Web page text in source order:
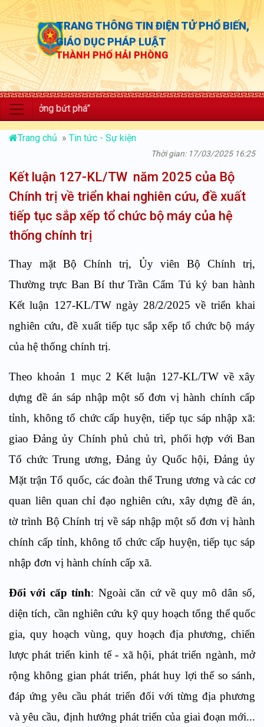
TRANG THÔNG TIN ĐIỆN TỬ PHỔ BIẾN,
GIÁO DỤC PHÁP LUẬT
THÀNH PHỐ HẢI PHÒNG
bứt phá”
Trang chủ » Tin tức - Sự kiện
Thời gian: 17/03/2025 16:25
Kết luận 127-KL/TW năm 2025 của Bộ
Chính trị về triển khai nghiên cứu, đề xuất
tiếp tục sắp xếp tổ chức bộ máy của hệ
thống chính trị
Thay mặt Bộ Chính trị, Ủy viên Bộ Chính trị,
Thường trực Ban Bí thư Trần Cẩm Tú ký ban hành
Kết luận 127-KL/TW ngày 28/2/2025 về triển khai
nghiên cứu, đề xuất tiếp tục sắp xếp tổ chức bộ máy
của hệ thống chính trị.
Theo khoản 1 mục 2 Kết luận 127-KL/TW về xây
dựng đề án sáp nhập một số đơn vị hành chính cấp
tỉnh, không tổ chức cấp huyện, tiếp tục sáp nhập xã:
giao Đảng ủy Chính phủ chủ trì, phối hợp với Ban
Tổ chức Trung ương, Đảng ủy Quốc hội, Đảng ủy
Mặt trận Tổ quốc, các đoàn thể Trung ương và các cơ
quan liên quan chỉ đạo nghiên cứu, xây dựng đề án,
tờ trình Bộ Chính trị về sáp nhập một số đơn vị hành
chính cấp tỉnh, không tổ chức cấp huyện, tiếp tục sáp
nhập đơn vị hành chính cấp xã.
Đối với cấp tỉnh: Ngoài căn cứ về quy mô dân số,
diện tích, cần nghiên cứu kỹ quy hoạch tổng thể quốc
gia, quy hoạch vùng, quy hoạch địa phương, chiến
lược phát triển kinh tế - xã hội, phát triển ngành, mở
rộng không gian phát triển, phát huy lợi thế so sánh,
đáp ứng yêu cầu phát triển đối với từng địa phương
và yêu cầu, định hướng phát triển của giai đoạn mới...